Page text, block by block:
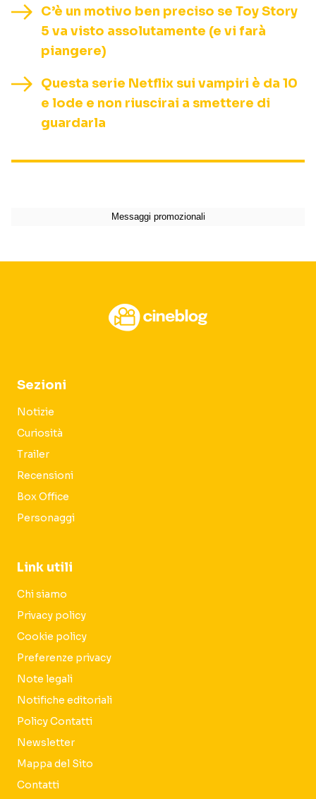
C’è un motivo ben preciso se Toy Story
5 va visto assolutamente (e vi farà
piangere)
Questa serie Netflix sui vampiri è da 10
e lode e non riuscirai a smettere di
guardarla
Sezioni
Notizie
Curiosità
Trailer
Recensioni
Box Office
Personaggi
Link utili
Chi siamo
Privacy policy
Cookie policy
Preferenze privacy
Note legali
Notifiche editoriali
Policy Contatti
Newsletter
Mappa del Sito
Contatti